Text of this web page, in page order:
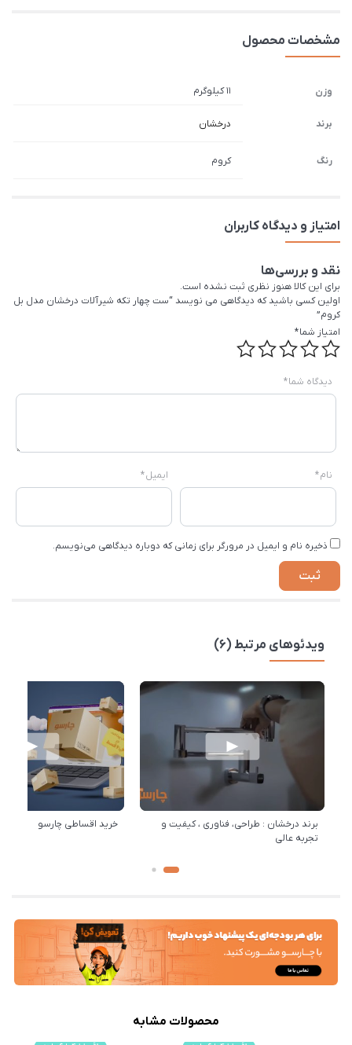
مشخصات محصول
وزن 11 کیلوگرم
برند درخشان
رنگ کروم
امتیاز و دیدگاه کاربران
نقد و بررسی‌ها
برای این کالا هنوز نظری ثبت نشده است.
اولین کسی باشید که دیدگاهی می نویسد “ست چهار تکه شیرآلات درخشان مدل بل
کروم”
امتیاز شما*
دیدگاه شما*
نام* ایمیل*
ذخیره نام و ایمیل در مرورگر برای زمانی که دوباره دیدگاهی می‌نویسم.
ویدئوهای مرتبط (6)
برند درخشان : طراحی، فناوری ، کیفیت و
تجربه عالی
خرید اقساطی چارسو
محصولات مشابه